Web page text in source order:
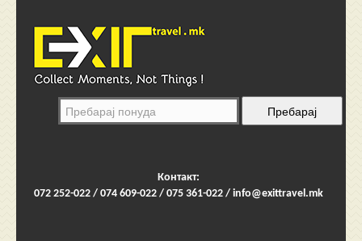
Контакт:
072 252-022 / 074 609-022 / 075 361-022 / info@exittravel.mk